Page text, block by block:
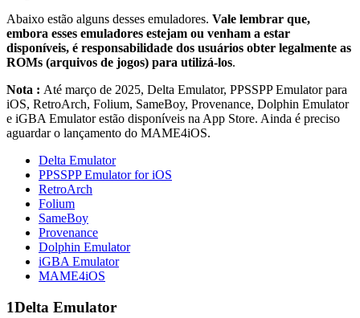
Abaixo estão alguns desses emuladores. Vale lembrar que,
embora esses emuladores estejam ou venham a estar
disponíveis, é responsabilidade dos usuários obter legalmente as
ROMs (arquivos de jogos) para utilizá-los.
Nota : Até março de 2025, Delta Emulator, PPSSPP Emulator para
iOS, RetroArch, Folium, SameBoy, Provenance, Dolphin Emulator
e iGBA Emulator estão disponíveis na App Store. Ainda é preciso
aguardar o lançamento do MAME4iOS.
Delta Emulator
PPSSPP Emulator for iOS
RetroArch
Folium
SameBoy
Provenance
Dolphin Emulator
iGBA Emulator
MAME4iOS
1Delta Emulator